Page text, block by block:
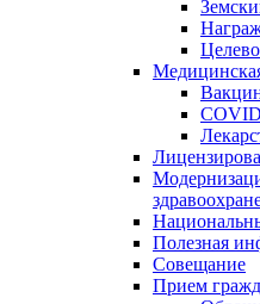
Полезная
Совещание
Прием